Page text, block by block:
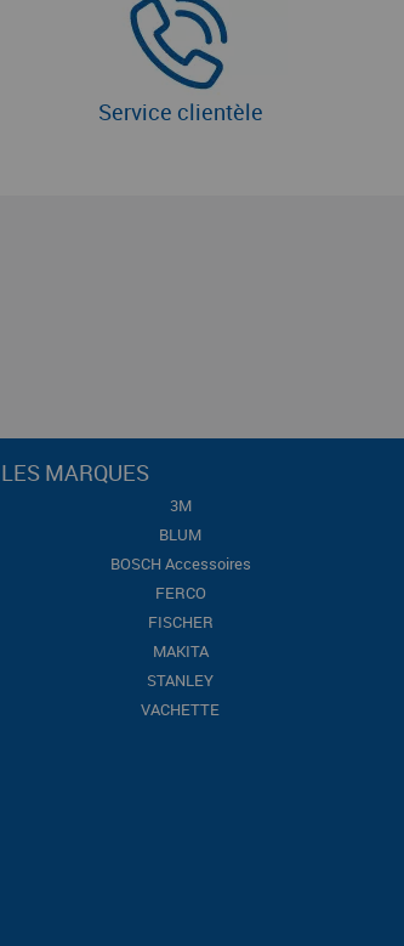
Service clientèle
LES MARQUES
3M
BLUM
BOSCH Accessoires
FERCO
FISCHER
MAKITA
STANLEY
VACHETTE